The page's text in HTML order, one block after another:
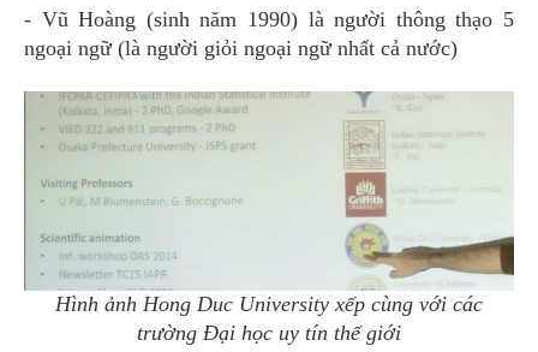
- Vũ Hoàng (sinh năm 1990) là người thông thạo 5
ngoại ngữ (là người giỏi ngoại ngữ nhất cả nước)
Hình ảnh Hong Duc University xếp cùng với các
trường Đại học uy tín thế giới